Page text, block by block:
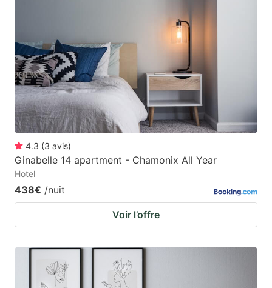
4.3 (3 avis)
Ginabelle 14 apartment - Chamonix All Year
Hotel
438€ /nuit
Voir l’offre